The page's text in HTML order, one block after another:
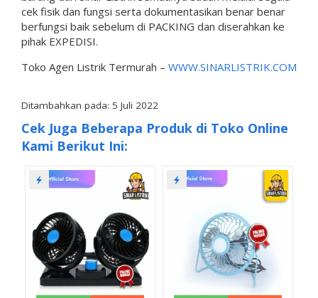
cek fisik dan fungsi serta dokumentasikan benar benar
berfungsi baik sebelum di PACKING dan diserahkan ke
pihak EXPEDISI.
Toko Agen Listrik Termurah – WWW.SINARLISTRIK.COM
Ditambahkan pada: 5 Juli 2022
Cek Juga Beberapa Produk di Toko Online
Kami Berikut Ini: